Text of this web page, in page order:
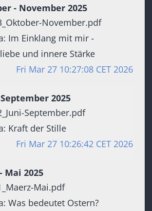
- November 2025
November.pdf
Im Einklang mit mir -
und innere Stärke
Fri Mar 27 10:27:08 CET 2026
2025
September.pdf
Kraft der Stille
Fri Mar 27 10:26:42 CET 2026
Mai 2025
Mai.pdf
Was bedeutet Ostern?